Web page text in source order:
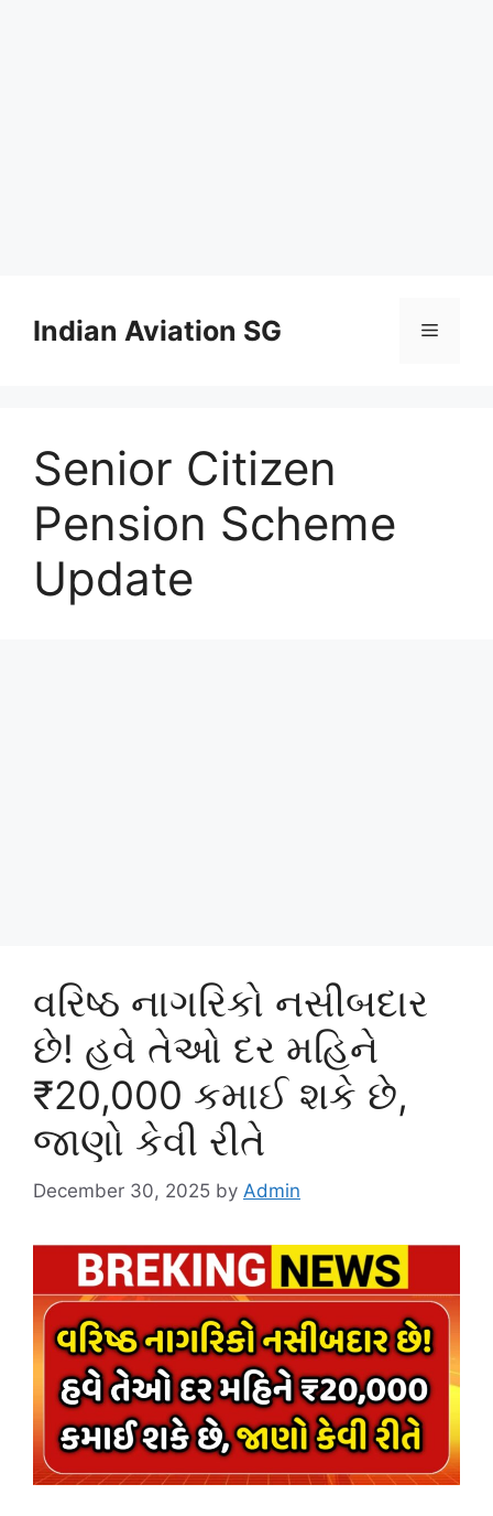
contentIndian Aviation SG Menu
Senior Citizen
Pension Scheme
Update
વરિષ્ઠ નાગરિકો નસીબદાર
છે! હવે તેઓ દર મહિને
₹20,000 કમાઈ શકે છે,
જાણો કેવી રીતે
December 30, 2025 by Admin